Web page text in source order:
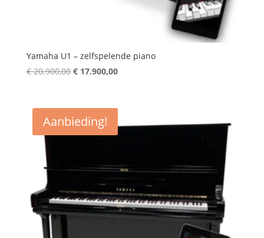
Yamaha U1 – zelfspelende piano
€20.900,00 Oorspronkelijke
€ 20.900,00.
€17.900,00Huidige
€ 17.900,00.
Aanbieding!